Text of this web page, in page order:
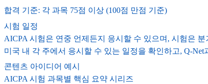
합격 기준: 각 과목 75점 이상 (100점 만점 기준)
시험 일정
AICPA 시험은 연중 언제든지 응시할 수 있으며, 시험은
미국 내 각 주에서 응시할 수 있는 일정을 확인하고, Q-
콘텐츠 아이디어 예시
AICPA 시험 과목별 핵심 요약 시리즈